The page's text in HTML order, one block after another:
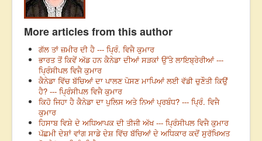
More articles from this author
ਗੱਲ ਤਾਂ ਜ਼ਮੀਰ ਦੀ ਹੈ --- ਪ੍ਰਿੰ. ਵਿਜੈ ਕੁਮਾਰ
ਭਾਰਤ ਤੋਂ ਕਿਵੇਂ ਅੱਡ ਹਨ ਕੈਨੇਡਾ ਦੀਆਂ ਸੜਕਾਂ ਉੱਤੇ ਲਾਇਬ੍ਰੇਰੀਆਂ ---
ਪ੍ਰਿੰਸੀਪਲ ਵਿਜੈ ਕੁਮਾਰ
ਕੈਨੇਡਾ ਵਿੱਚ ਬੱਚਿਆਂ ਦਾ ਪਾਲਣ ਪੋਸਣ ਮਾਪਿਆਂ ਲਈ ਵੱਡੀ ਚੁਣੌਤੀ ਕਿਉਂ
ਹੈ? --- ਪ੍ਰਿੰਸੀਪਲ ਵਿਜੈ ਕੁਮਾਰ
ਕਿਹੋ ਜਿਹਾ ਹੈ ਕੈਨੇਡਾ ਦਾ ਪੁਲਿਸ ਅਤੇ ਨਿਆਂ ਪ੍ਰਬੰਧ? --- ਪ੍ਰਿੰ. ਵਿਜੈ
ਕੁਮਾਰ
ਹਿਸਾਬ ਵਿਸ਼ੇ ਦੇ ਅਧਿਆਪਕ ਦੀ ਤੀਜੀ ਅੱਖ --- ਪ੍ਰਿੰਸੀਪਲ ਵਿਜੈ ਕੁਮਾਰ
ਪੱਛਮੀ ਦੇਸ਼ਾਂ ਵਾਂਗ ਸਾਡੇ ਦੇਸ਼ ਵਿੱਚ ਬੱਚਿਆਂ ਦੇ ਅਧਿਕਾਰ ਕਦੋਂ ਸੁਰੱਖਿਅਤ